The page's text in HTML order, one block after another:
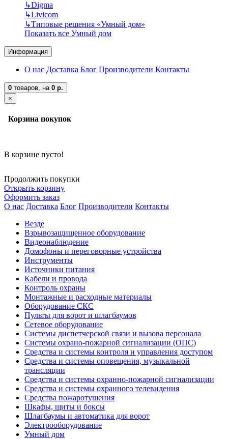
↳Digma
↳Livicom
↳Типовые решения «Умный дом»
Показать все Умный дом
Информация
О нас Доставка Блог Производители Контакты
0 товаров, на 0 р.
×
Корзина покупок
В корзине пусто!
Продолжить покупки
Открыть корзину
Оформить заказ
О нас Доставка Блог Производители Контакты
Везде
Взрывозащищенное оборудование
Видеонаблюдение
Домофоны и переговорные устройства
Инструменты
Источники питания
Кабели и провода
Контроль охраны
Монтажные и расходные материалы
Оборудование СКС
Пульты для ворот и шлагбаумов
Сетевое оборудование
Системы диспетчерской связи и вызова персонала
Системы охрано-пожарной сигнализации (ОПС)
Средства и системы контроля и управления доступом
Средства и системы оповещения, музыкальной
трансляции
Средства и системы охранно-пожарной сигнализации
Средства и системы охранного телевидения
Средства пожаротушения
Шкафы, щиты и боксы
Шлагбаумы и автоматика для ворот
Электрооборудование
Умный дом